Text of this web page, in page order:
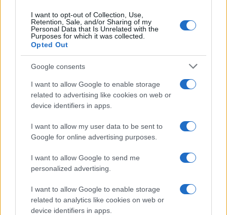
I want to opt-out of Collection, Use,
Retention, Sale, and/or Sharing of my
Personal Data that Is Unrelated with the
Purposes for which it was collected.
Opted Out
Google consents
I want to allow Google to enable storage
related to advertising like cookies on web or
device identifiers in apps.
I want to allow my user data to be sent to
Google for online advertising purposes.
I want to allow Google to send me
personalized advertising.
I want to allow Google to enable storage
related to analytics like cookies on web or
device identifiers in apps.
το 75% των ΗΛΕΚΤΩΡ και
THALIS – Στρατηγική
συνεργασία με τη Motor Oil
προσαρμοσμένο EBITDA
στα 1,2 δισ. ευρώ
Η συμφωνία Arval-Athlon αναδιαμορφώνει την αγορά leasing
VW: Η δύσκολη εξίσωση
της αναδιάρθρωσης
Alpha Bank: Για πρώτη φορά
το Αρχαίο Θέατρο